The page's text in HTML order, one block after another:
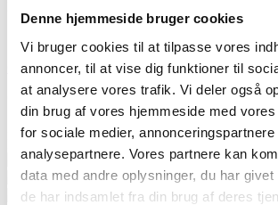
Denne hjemmeside bruger cookies
Vi bruger cookies til at tilpasse vores
annoncer, til at vise dig funktioner til
at analysere vores trafik. Vi deler også
din brug af vores hjemmeside med
for sociale medier, annonceringspartnere
analysepartnere. Vores partnere kan
data med andre oplysninger, du har
de har indsamlet fra din brug af deres
Cherub Metronom WSM-210LI
Genopladeligt Batteri
299,- Mere info